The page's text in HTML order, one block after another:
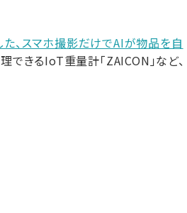
、スマホ撮影だけでAIが物品を自
できるIoT重量計「ZAICON」など、